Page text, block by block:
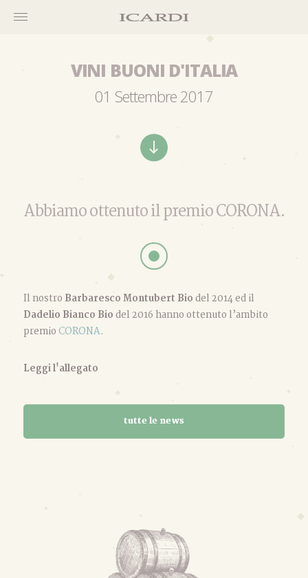
VINI BUONI D'ITALIA
01 Settembre 2017
Abbiamo ottenuto il premio CORONA.
Il nostro Barbaresco Montubert Biodel 2014 ed il
Dadelio Bianco Biodel 2016 hanno ottenuto l’ambito
premio CORONA.
Leggi l'allegato
tutte le news